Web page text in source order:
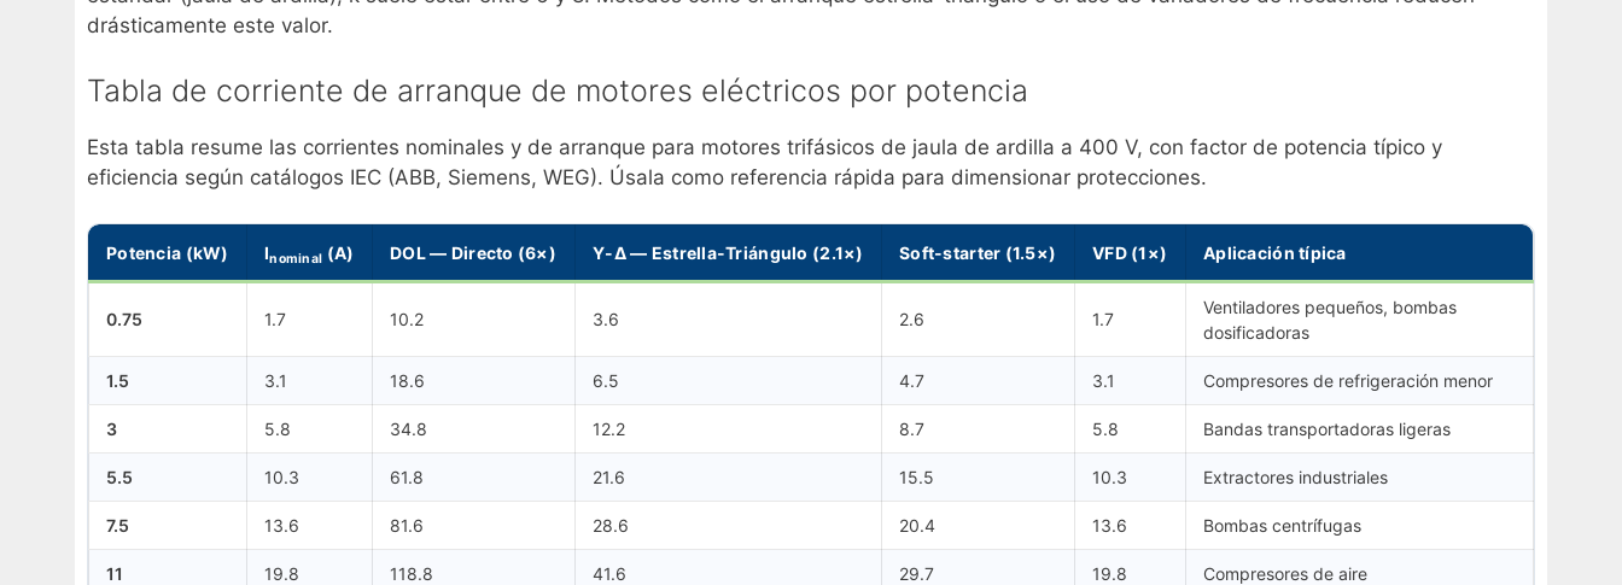
drásticamente este valor.
Tabla de corriente de arranque de motores eléctricos por potencia
Esta tabla resume las corrientes nominales y de arranque para motores trifásicos de jaula de ardilla a 400 V, con factor de potencia típico y
eficiencia según catálogos IEC (ABB, Siemens, WEG). Úsala como referencia rápida para dimensionar protecciones.
Potencia (kW) Inominal (A) DOL — Directo (6×) Y-Δ — Estrella-Triángulo (2.1×) Soft-starter (1.5×) VFD (1×) Aplicación típica
0.75 1.7 10.2 3.6 2.6 1.7
Ventiladores pequeños, bombas
dosificadoras
1.5 3.1 18.6 6.5 4.7 3.1 Compresores de refrigeración menor
3 5.8 34.8 12.2 8.7 5.8 Bandas transportadoras ligeras
5.5 10.3 61.8 21.6 15.5 10.3 Extractores industriales
7.5 13.6 81.6 28.6 20.4 13.6 Bombas centrífugas
11 19.8 118.8 41.6 29.7 19.8 Compresores de aire